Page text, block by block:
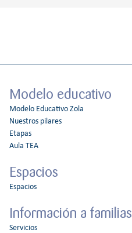
Modelo educativo
Modelo Educativo Zola
Nuestros pilares
Etapas
Aula TEA
Espacios
Espacios
Información a familias
Servicios